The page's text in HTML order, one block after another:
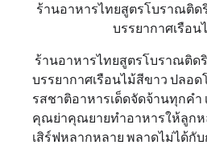
ร้านอาหารไทยสูตรโบราณติด
บรรยากาศเรือน
ร้านอาหารไทยสูตรโบราณติด
บรรยากาศเรือนไม้สีขาว ปลอด
รสชาติอาหารเด็ดจัดจ้านทุกคำ
คุณย่าคุณยายทำอาหารให้ลูก
เสิร์ฟหลากหลาย พลาดไม่ได้กั